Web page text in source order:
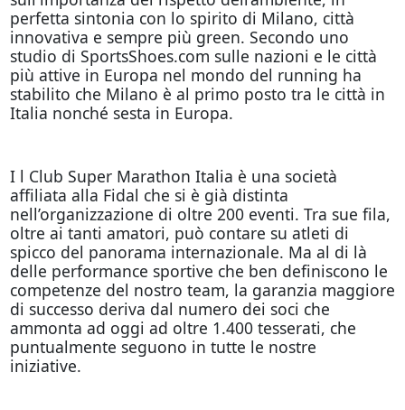
perfetta sintonia con lo spirito di Milano, città
innovativa e sempre più green. Secondo uno
studio di SportsShoes.com sulle nazioni e le città
più attive in Europa nel mondo del running ha
stabilito che Milano è al primo posto tra le città in
Italia nonché sesta in Europa.
I l Club Super Marathon Italia è una società
affiliata alla Fidal che si è già distinta
nell’organizzazione di oltre 200 eventi. Tra sue fila,
oltre ai tanti amatori, può contare su atleti di
spicco del panorama internazionale. Ma al di là
delle performance sportive che ben definiscono le
competenze del nostro team, la garanzia maggiore
di successo deriva dal numero dei soci che
ammonta ad oggi ad oltre 1.400 tesserati, che
puntualmente seguono in tutte le nostre
iniziative.